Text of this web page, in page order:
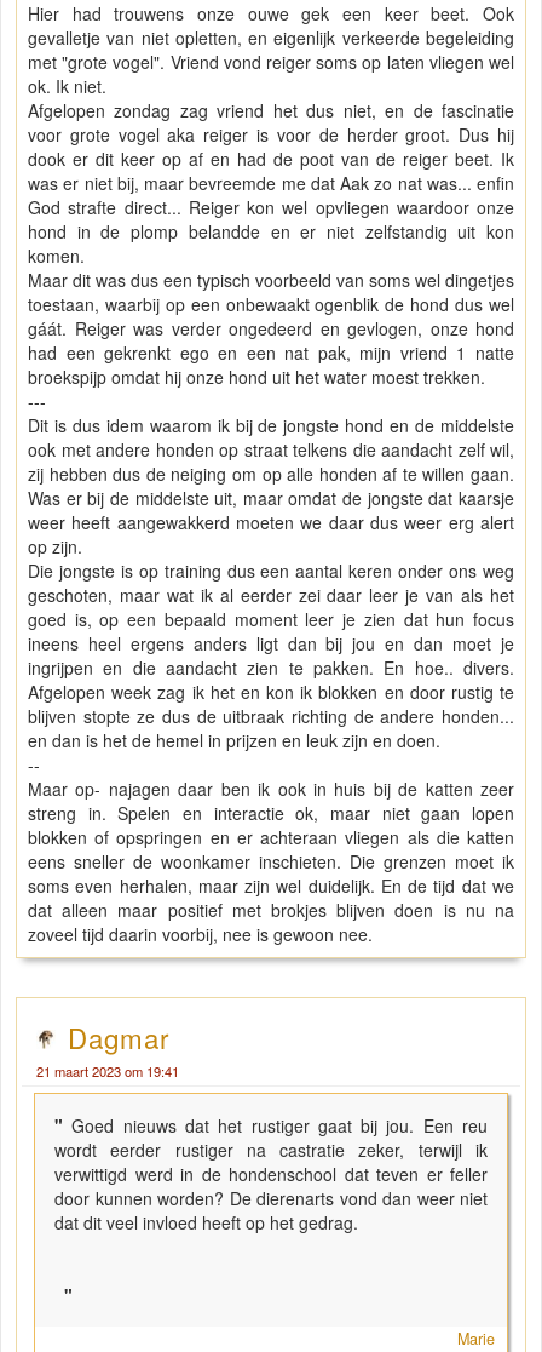
Hier had trouwens onze ouwe gek een keer beet. Ook
gevalletje van niet opletten, en eigenlijk verkeerde begeleiding
met "grote vogel". Vriend vond reiger soms op laten vliegen wel
ok. Ik niet.
Afgelopen zondag zag vriend het dus niet, en de fascinatie
voor grote vogel aka reiger is voor de herder groot. Dus hij
dook er dit keer op af en had de poot van de reiger beet. Ik
was er niet bij, maar bevreemde me dat Aak zo nat was... enfin
God strafte direct... Reiger kon wel opvliegen waardoor onze
hond in de plomp belandde en er niet zelfstandig uit kon
komen.
Maar dit was dus een typisch voorbeeld van soms wel dingetjes
toestaan, waarbij op een onbewaakt ogenblik de hond dus wel
gáát. Reiger was verder ongedeerd en gevlogen, onze hond
had een gekrenkt ego en een nat pak, mijn vriend 1 natte
broekspijp omdat hij onze hond uit het water moest trekken.
---
Dit is dus idem waarom ik bij de jongste hond en de middelste
ook met andere honden op straat telkens die aandacht zelf wil,
zij hebben dus de neiging om op alle honden af te willen gaan.
Was er bij de middelste uit, maar omdat de jongste dat kaarsje
weer heeft aangewakkerd moeten we daar dus weer erg alert
op zijn.
Die jongste is op training dus een aantal keren onder ons weg
geschoten, maar wat ik al eerder zei daar leer je van als het
goed is, op een bepaald moment leer je zien dat hun focus
ineens heel ergens anders ligt dan bij jou en dan moet je
ingrijpen en die aandacht zien te pakken. En hoe.. divers.
Afgelopen week zag ik het en kon ik blokken en door rustig te
blijven stopte ze dus de uitbraak richting de andere honden...
en dan is het de hemel in prijzen en leuk zijn en doen.
--
Maar op- najagen daar ben ik ook in huis bij de katten zeer
streng in. Spelen en interactie ok, maar niet gaan lopen
blokken of opspringen en er achteraan vliegen als die katten
eens sneller de woonkamer inschieten. Die grenzen moet ik
soms even herhalen, maar zijn wel duidelijk. En de tijd dat we
dat alleen maar positief met brokjes blijven doen is nu na
zoveel tijd daarin voorbij, nee is gewoon nee.
Dagmar
21 maart 2023 om 19:41
"Goed nieuws dat het rustiger gaat bij jou. Een reu
wordt eerder rustiger na castratie zeker, terwijl ik
verwittigd werd in de hondenschool dat teven er feller
door kunnen worden? De dierenarts vond dan weer niet
dat dit veel invloed heeft op het gedrag.
"
Marie